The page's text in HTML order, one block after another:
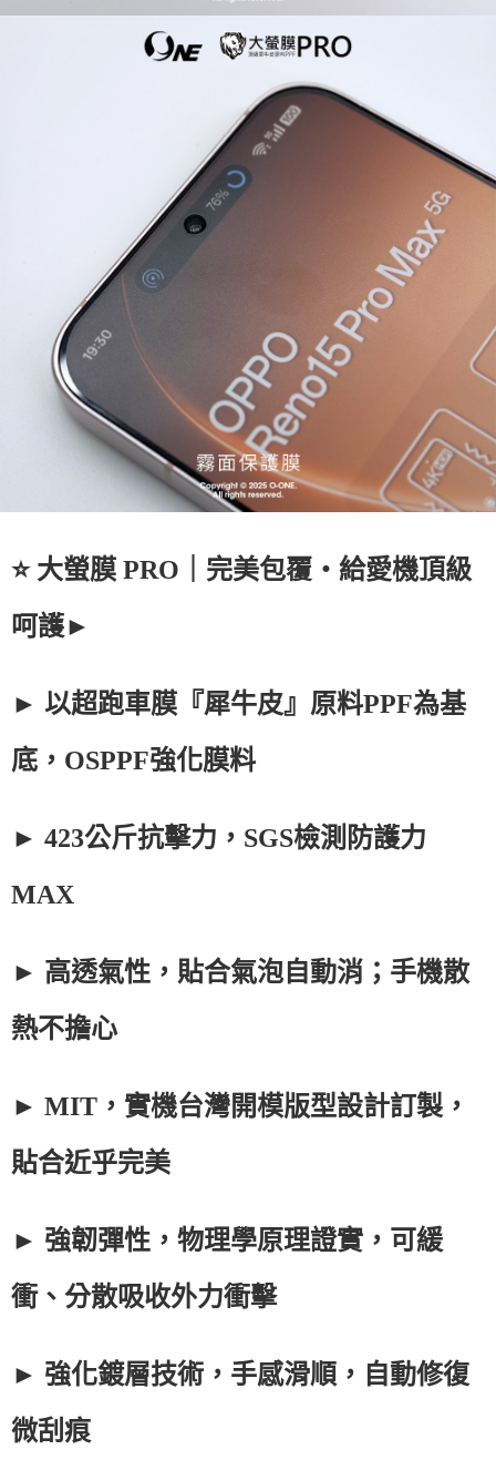
⭐ 大螢膜 PRO｜完美包覆・給愛機頂級
呵護►
► 以超跑車膜『犀牛皮』原料PPF為基
底，OSPPF強化膜料
► 423公斤抗擊力，SGS檢測防護力
MAX
► 高透氣性，貼合氣泡自動消；手機散
熱不擔心
► MIT，實機台灣開模版型設計訂製，
貼合近乎完美
► 強韌彈性，物理學原理證實，可緩
衝、分散吸收外力衝擊
► 強化鍍層技術，手感滑順，自動修復
微刮痕